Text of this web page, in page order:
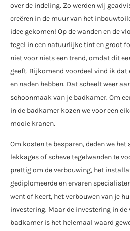
over de indeling. Zo werden wij
creëren in de muur van het
idee gekomen! Op de wanden en de
tegel in een natuurlijke tint en groot
niet voor niets een trend, omdat dit
geeft. Bijkomend voordeel vind ik dat
en naden hebben. Dat scheelt weer
schoonmaak van je badkamer. Om
in de badkamer kozen we voor een
mooie kranen.
Om kosten te besparen, deden we
lekkages of scheve tegelwanden te
prettig om de verbouwing, het
gediplomeerde en ervaren
went of keert, het verbouwen van je
investering. Maar de investering in
badkamer is het helemaal waard